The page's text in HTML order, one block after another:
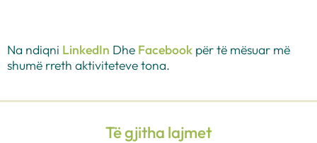
Na ndiqni LinkedIn Dhe Facebook për të mësuar më
shumë rreth aktiviteteve tona.
Të gjitha lajmet